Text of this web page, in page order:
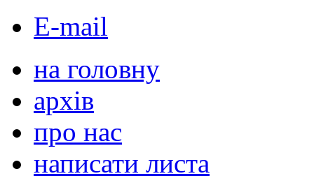
E-mail
на головну
архів
про нас
написати листа